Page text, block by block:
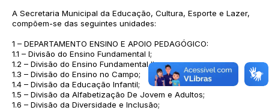
A Secretaria Municipal da Educação, Cultura, Esporte e Lazer,
compõem-se das seguintes unidades:
1 – DEPARTAMENTO ENSINO E APOIO PEDAGÓGICO:
1.1 – Divisão do Ensino Fundamental I;
1.2 – Divisão do Ensino Fundamental II;
1.3 – Divisão do Ensino no Campo;
1.4 – Divisão da Educação Infantil;
1.5 – Divisão da Alfabetização De Jovem e Adultos;
1.6 – Divisão da Diversidade e Inclusão;